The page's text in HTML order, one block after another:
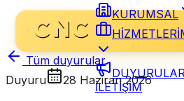
KURUMSAL
İLETİŞİM
Tüm duyurular
Duyuru
28 Haziran 2026